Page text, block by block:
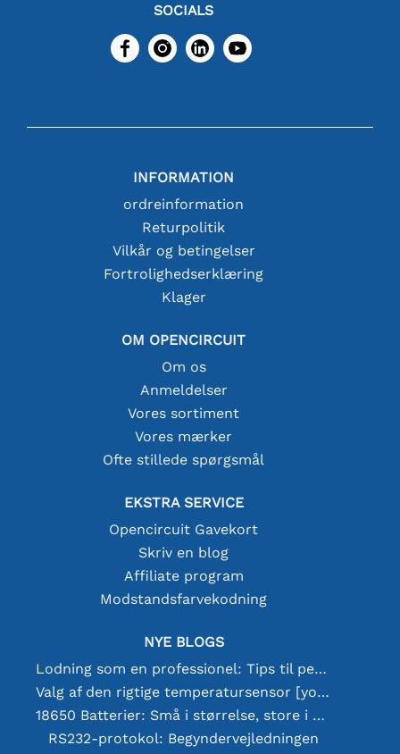
SOCIALS
INFORMATION
ordreinformation
Returpolitik
Vilkår og betingelser
Fortrolighedserklæring
Klager
OM OPENCIRCUIT
Om os
Anmeldelser
Vores sortiment
Vores mærker
Ofte stillede spørgsmål
EKSTRA SERVICE
Opencircuit Gavekort
Skriv en blog
Affiliate program
Modstandsfarvekodning
NYE BLOGS
Lodning som en professionel: Tips til perfekte elektroniske forbindelser
Valg af den rigtige temperatursensor [youtube]
18650 Batterier: Små i størrelse, store i ydeevne
RS232-protokol: Begyndervejledningen